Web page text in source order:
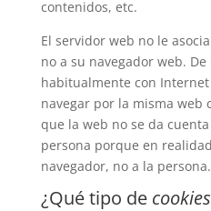
contenidos, etc.
El servidor web no le
no a su navegador web.
habitualmente con
navegar por la misma web
que la web no se da
persona porque en
navegador, no a la persona.
¿Qué tipo de cookies